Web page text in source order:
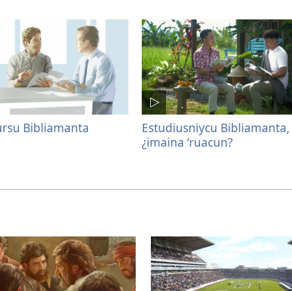
Bibliamanta
Estudiusniycu Bibliamanta,
¿imaina ʼruacun?